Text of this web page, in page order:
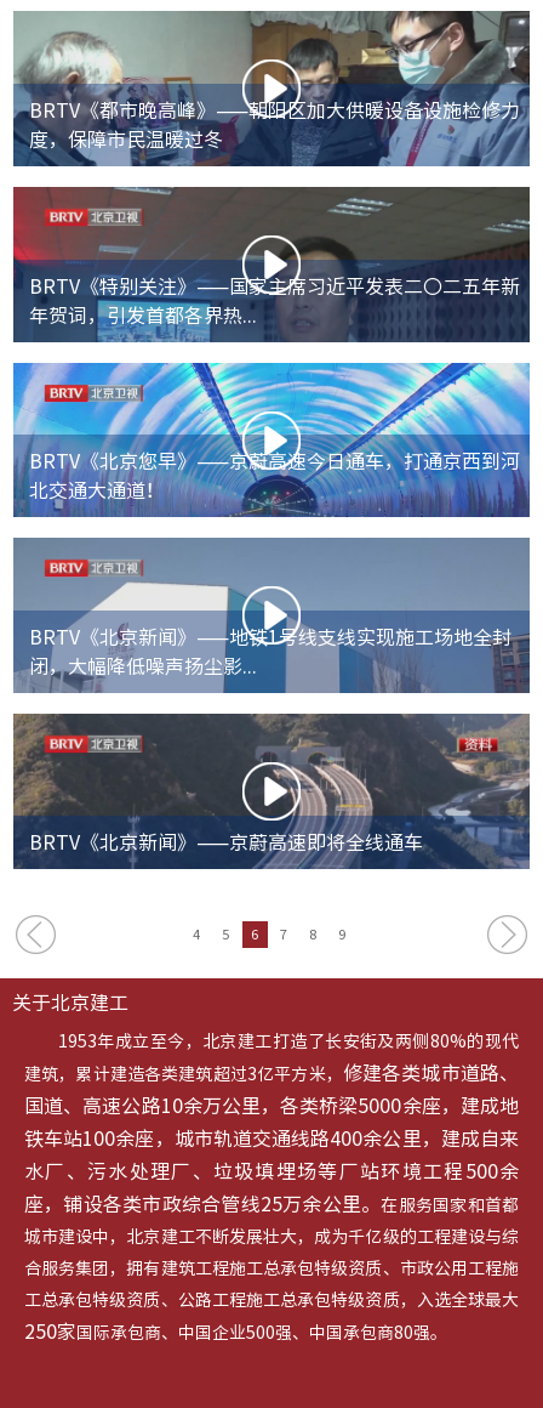
BRTV《都市晚高峰》——朝阳区加大供暖设备设施检修力
度，保障市民温暖过冬
BRTV《特别关注》——国家主席习近平发表二〇二五年新
年贺词，引发首都各界热...
BRTV《北京您早》——京蔚高速今日通车，打通京西到河
北交通大通道！
BRTV《北京新闻》——地铁1号线支线实现施工场地全封
闭，大幅降低噪声扬尘影...
BRTV《北京新闻》——京蔚高速即将全线通车
4 5 6 7 8 9
关于北京建工
1953年成立至今，北京建工打造了长安街及两侧80%的现代
建筑，累计建造各类建筑超过3亿平方米， 修建各类城市道路、
国道、高速公路10余万公里，各类桥梁5000余座，建成地
铁车站100余座，城市轨道交通线路400余公里，建成自来
水厂、污水处理厂、垃圾填埋场等厂站环境工程500余
座，铺设各类市政综合管线25万余公里。在服务国家和首都
城市建设中，北京建工不断发展壮大，成为千亿级的工程建设与综
合服务集团，拥有建筑工程施工总承包特级资质、市政公用工程施
工总承包特级资质、公路工程施工总承包特级资质，入选全球最大
250家 国际承包商、中国企业500强、中国承包商80强。